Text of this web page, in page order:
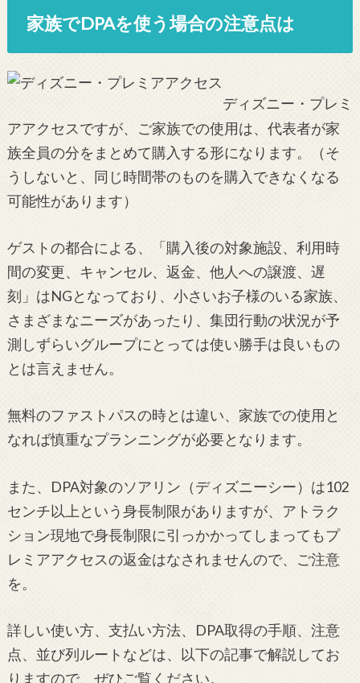
家族でDPAを使う場合の注意点は
ディズニー・プレミ
アアクセスですが、ご家族での使用は、代表者が家
族全員の分をまとめて購入する形になります。（そ
うしないと、同じ時間帯のものを購入できなくなる
可能性があります）
ゲストの都合による、「購入後の対象施設、利用時
間の変更、キャンセル、返金、他人への譲渡、遅
刻」はNGとなっており、小さいお子様のいる家族、
さまざまなニーズがあったり、集団行動の状況が予
測しずらいグループにとっては使い勝手は良いもの
とは言えません。
無料のファストパスの時とは違い、家族での使用と
なれば慎重なプランニングが必要となります。
また、DPA対象のソアリン（ディズニーシー）は102
センチ以上という身長制限がありますが、アトラク
ション現地で身長制限に引っかかってしまってもプ
レミアアクセスの返金はなされませんので、ご注意
を。
詳しい使い方、支払い方法、DPA取得の手順、注意
点、並び列ルートなどは、以下の記事で解説してお
りますので、ぜひご覧ください。